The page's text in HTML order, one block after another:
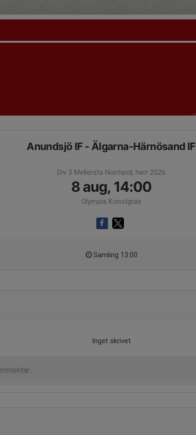
Anundsjö IF - Älgarna-Härnösand IF
Div 3 Mellersta Norrland, herr 2026
8 aug, 14:00
Olympia Konstgräs
Samling 13:00
Inget skrivet